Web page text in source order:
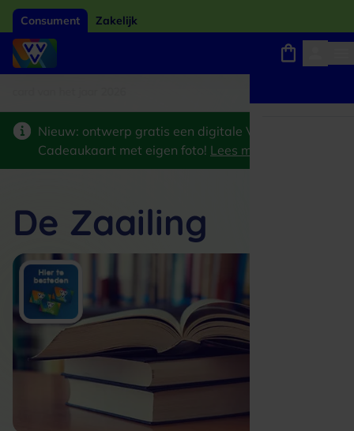
Consument Zakelijk
Nieuw: ontwerp gratis een digitale VVV
Cadeaukaart met eigen foto! Lees meer
De Zaailing